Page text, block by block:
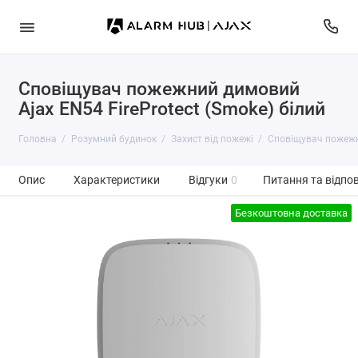
Сповіщувач пожежний димовий
Ajax EN54 FireProtect (Smoke) білий
Головна Розумний будинок Захист від пожежі Сповіщувач
Опис Характеристики Відгуки 0 Питання та
Безкоштовна доставка